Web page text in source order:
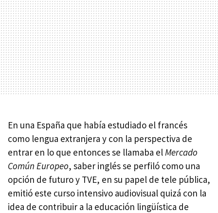
En una España que había estudiado el francés
como lengua extranjera y con la perspectiva de
entrar en lo que entonces se llamaba el Mercado
Común Europeo, saber inglés se perfiló como una
opción de futuro y TVE, en su papel de tele pública,
emitió este curso intensivo audiovisual quizá con la
idea de contribuir a la educación lingüística de